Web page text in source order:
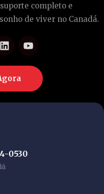
completo e
de viver no Canadá.
0530